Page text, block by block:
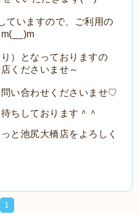
ていますので、ご利用の
）となっておりますの
くださいませ～
い合わせくださいませ♡
ちしております＾＾
と池尻大橋店をよろしく
1